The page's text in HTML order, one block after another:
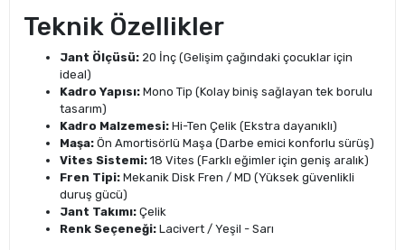
Teknik Özellikler
Jant Ölçüsü: 20 İnç (Gelişim çağındaki çocuklar için
ideal)
Kadro Yapısı: Mono Tip (Kolay biniş sağlayan tek borulu
tasarım)
Kadro Malzemesi: Hi-Ten Çelik (Ekstra dayanıklı)
Maşa: Ön Amortisörlü Maşa (Darbe emici konforlu sürüş)
Vites Sistemi: 18 Vites (Farklı eğimler için geniş aralık)
Fren Tipi: Mekanik Disk Fren / MD (Yüksek güvenlikli
duruş gücü)
Jant Takımı: Çelik
Renk Seçeneği: Lacivert / Yeşil - Sarı